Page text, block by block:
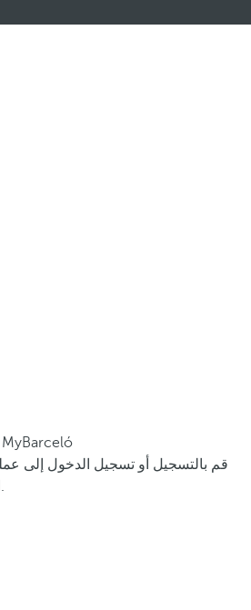
احصل على أفضل سعر مع MyBarceló
قم بالتسجيل أو تسجيل الدخول إلى
السعر الرائع ل العضو فقط.